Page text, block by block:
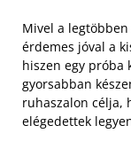
Mivel a
érdemes jóval a
hiszen egy próba
gyorsabban
ruhaszalon célja,
elégedettek